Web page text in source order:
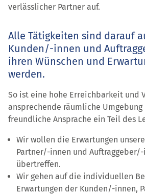
verlässlicher Partner auf.
Alle Tätigkeiten sind darauf
Kunden/-innen und
ihren Wünschen und
werden.
So ist eine hohe Erreichbarkeit und
ansprechende räumliche
freundliche Ansprache ein Teil des
Wir wollen die Erwartungen
Partner/-innen und
übertreffen.
Wir gehen auf die individuellen
Erwartungen der Kunden/-innen,